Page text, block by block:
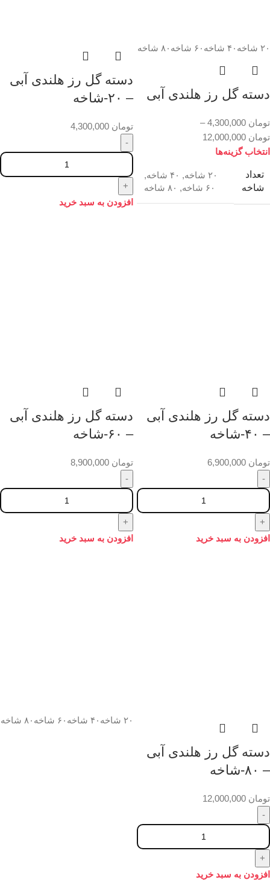
۲۰ شاخه ۴۰ شاخه ۶۰ شاخه ۸۰ شاخه
دسته گل رز هلندی آبی
تومان
–
تومان
انتخاب گزینه‌ها
تعداد
شاخه
۲۰ شاخه , ۴۰ شاخه
,
۶۰ شاخه
, ۸۰ شاخه
دسته گل رز هلندی آبی
– ۲۰-شاخه
تومان
افزودن به سبد خرید
دسته گل رز هلندی آبی
– ۴۰-شاخه
تومان
افزودن به سبد خرید
دسته گل رز هلندی آبی
– ۶۰-شاخه
تومان
افزودن به سبد خرید
دسته گل رز هلندی آبی
– ۸۰-شاخه
تومان
افزودن به سبد خرید
۲۰ شاخه ۴۰ شاخه ۶۰ شاخه ۸۰ شاخه